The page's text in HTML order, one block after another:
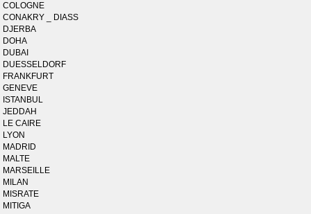
COLOGNE
CONAKRY _ DIASS
DJERBA
DOHA
DUBAI
DUESSELDORF
FRANKFURT
GENEVE
ISTANBUL
JEDDAH
LE CAIRE
LYON
MADRID
MALTE
MARSEILLE
MILAN
MISRATE
MITIGA